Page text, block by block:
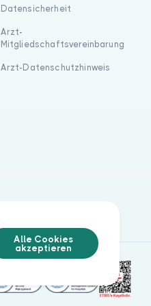
Alle Cookies
akzeptieren
Datensicherheit
Arzt-
Mitgliedschaftsvereinbarung
Arzt-Datenschutzhinweis